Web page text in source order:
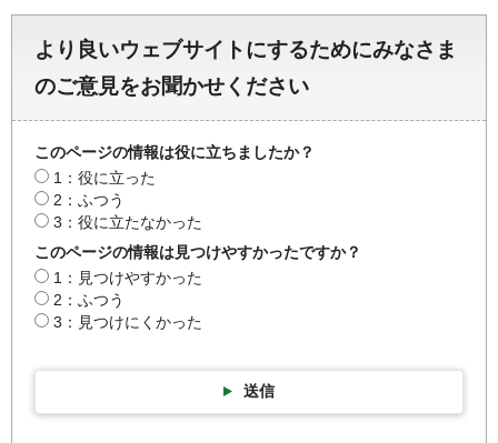
より良いウェブサイトにするためにみなさま
のご意見をお聞かせください
このページの情報は役に立ちましたか？
1：役に立った
2：ふつう
3：役に立たなかった
このページの情報は見つけやすかったですか？
1：見つけやすかった
2：ふつう
3：見つけにくかった
送信